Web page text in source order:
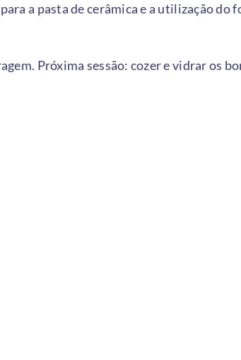
a pasta de cerâmica e a utilização
Próxima sessão: cozer e vidrar os